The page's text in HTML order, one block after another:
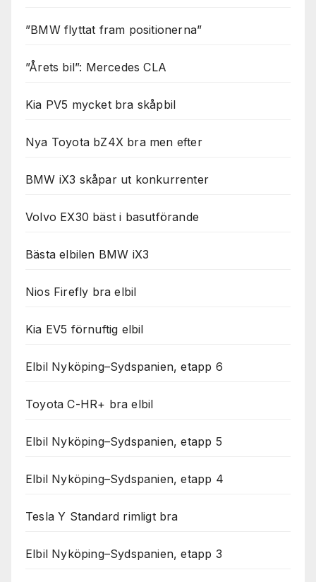
”BMW flyttat fram positionerna”
”Årets bil”: Mercedes CLA
Kia PV5 mycket bra skåpbil
Nya Toyota bZ4X bra men efter
BMW iX3 skåpar ut konkurrenter
Volvo EX30 bäst i basutförande
Bästa elbilen BMW iX3
Nios Firefly bra elbil
Kia EV5 förnuftig elbil
Elbil Nyköping–Sydspanien, etapp 6
Toyota C-HR+ bra elbil
Elbil Nyköping–Sydspanien, etapp 5
Elbil Nyköping–Sydspanien, etapp 4
Tesla Y Standard rimligt bra
Elbil Nyköping–Sydspanien, etapp 3